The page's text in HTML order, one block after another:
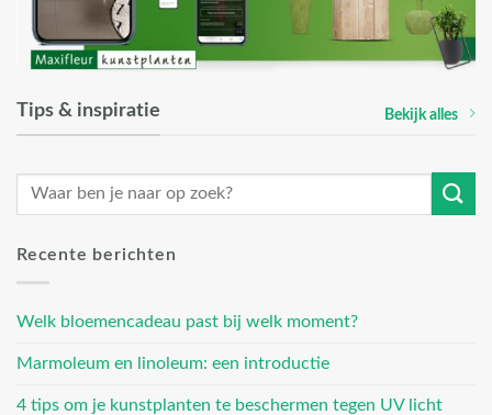
Tips & inspiratie Bekijk alles
Recente berichten
Welk bloemencadeau past bij welk moment?
Marmoleum en linoleum: een introductie
4 tips om je kunstplanten te beschermen tegen UV licht